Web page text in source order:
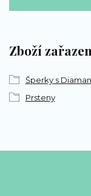
Zboží
Šperky s
Prsteny